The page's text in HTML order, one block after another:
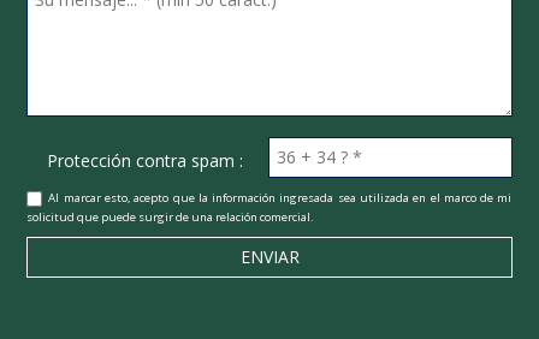
Protección contra spam :
Al marcar esto, acepto que la información ingresada sea utilizada en el marco de mi
solicitud que puede surgir de una relación comercial.